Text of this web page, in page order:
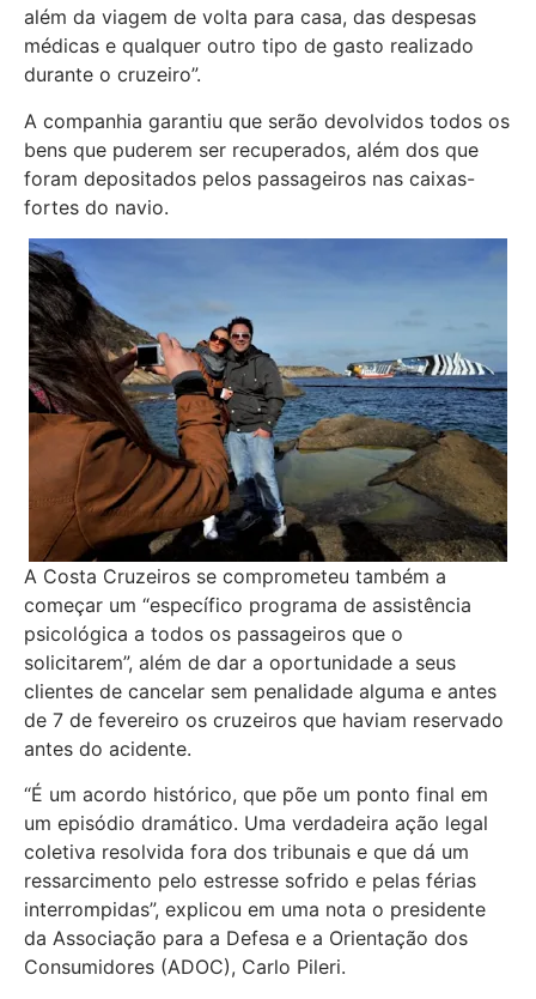
além da viagem de volta para casa, das despesas
médicas e qualquer outro tipo de gasto realizado
durante o cruzeiro”.
A companhia garantiu que serão devolvidos todos os
bens que puderem ser recuperados, além dos que
foram depositados pelos passageiros nas caixas-
fortes do navio.
A Costa Cruzeiros se comprometeu também a
começar um “específico programa de assistência
psicológica a todos os passageiros que o
solicitarem”, além de dar a oportunidade a seus
clientes de cancelar sem penalidade alguma e antes
de 7 de fevereiro os cruzeiros que haviam reservado
antes do acidente.
“É um acordo histórico, que põe um ponto final em
um episódio dramático. Uma verdadeira ação legal
coletiva resolvida fora dos tribunais e que dá um
ressarcimento pelo estresse sofrido e pelas férias
interrompidas”, explicou em uma nota o presidente
da Associação para a Defesa e a Orientação dos
Consumidores (ADOC), Carlo Pileri.